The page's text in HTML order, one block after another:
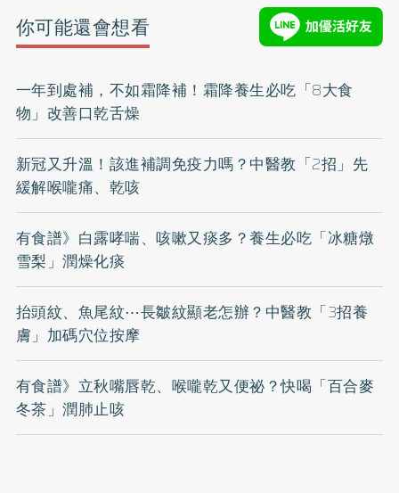
你可能還會想看
一年到處補，不如霜降補！霜降養生必吃「8大食
物」改善口乾舌燥
新冠又升溫！該進補調免疫力嗎？中醫教「2招」先
緩解喉嚨痛、乾咳
有食譜》白露哮喘、咳嗽又痰多？養生必吃「冰糖燉
雪梨」潤燥化痰
抬頭紋、魚尾紋⋯長皺紋顯老怎辦？中醫教「3招養
膚」加碼穴位按摩
有食譜》立秋嘴唇乾、喉嚨乾又便祕？快喝「百合麥
冬茶」潤肺止咳